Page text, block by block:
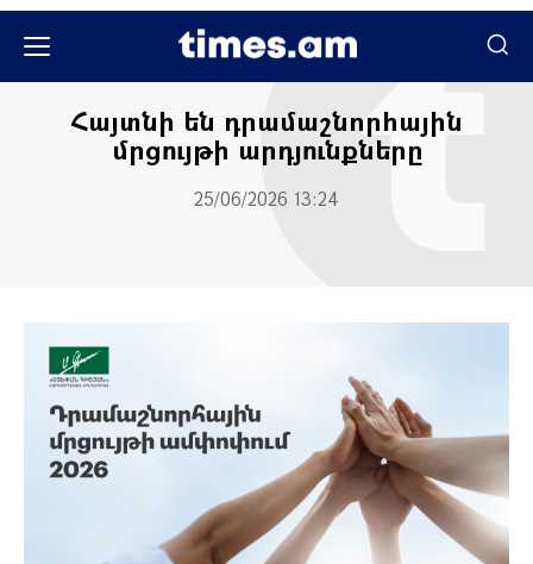
Հայտնի են դրամաշնորհային
մրցույթի արդյունքները
25/06/2026 13:24